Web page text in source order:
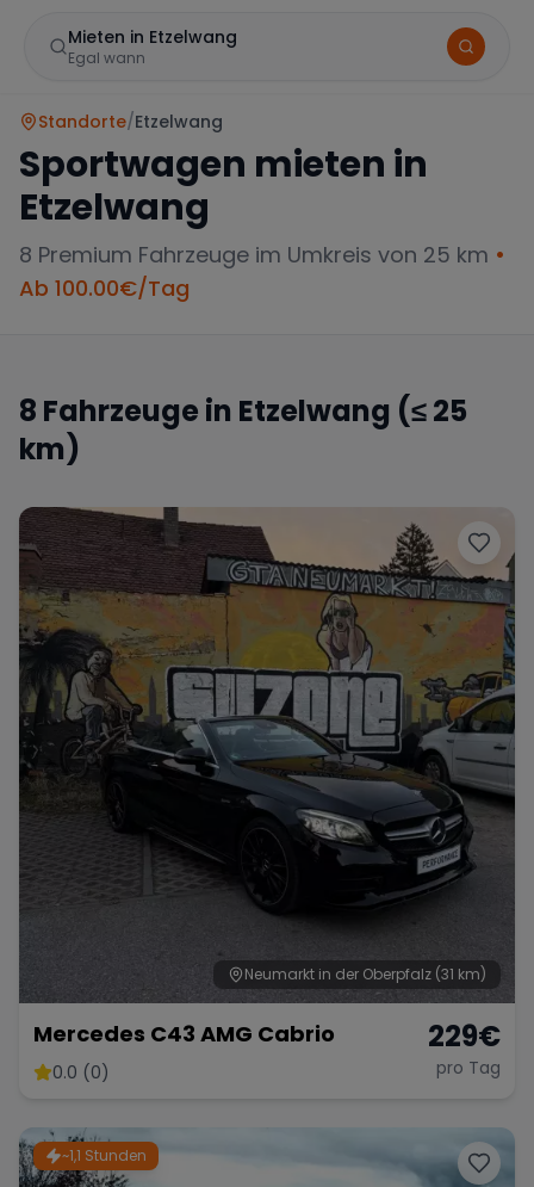
Mieten in Etzelwang
Egal wann
Porsche Lamborghini Ferrari
McLaren Ford Jaguar
Tesla Chevrolet Dodge
Rolls Royce
Bugatti Lotus Maserati
Range Rover Corvette
Wann
Zeitraum wählen
Standorte/Etzelwang
Sportwagen mieten in
Etzelwang
8 Premium Fahrzeuge im Umkreis von 25 km •
Ab 100.00€/Tag
8 Fahrzeuge in Etzelwang (≤ 25
km)
Neumarkt in der Oberpfalz (31 km)
Mercedes C43 AMG Cabrio
0.0 (0)
229€
pro Tag
~1,1 Stunden